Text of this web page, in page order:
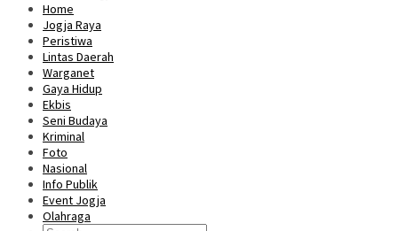
Home
Jogja Raya
Peristiwa
Lintas Daerah
Warganet
Gaya Hidup
Ekbis
Seni Budaya
Kriminal
Foto
Nasional
Info Publik
Event Jogja
Olahraga